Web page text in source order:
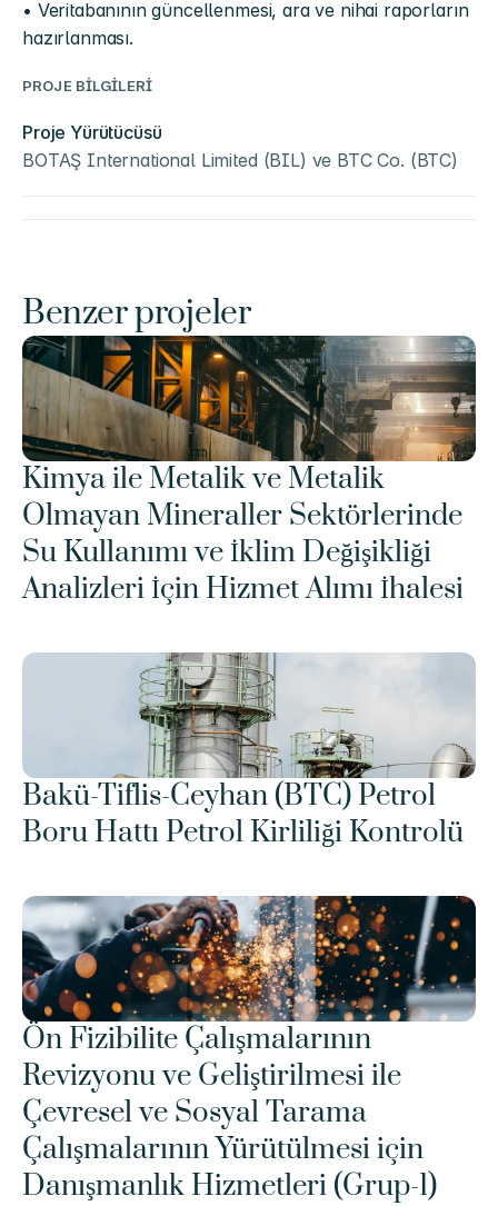
• Veritabanının güncellenmesi, ara ve nihai raporların
hazırlanması.
PROJE BİLGİLERİ
Proje Yürütücüsü
BOTAŞ International Limited (BIL) ve BTC Co. (BTC)
Benzer projeler
Kimya ile Metalik ve Metalik
Olmayan Mineraller Sektörlerinde
Su Kullanımı ve İklim Değişikliği
Analizleri İçin Hizmet Alımı İhalesi
Bakü-Tiflis-Ceyhan (BTC) Petrol
Boru Hattı Petrol Kirliliği Kontrolü
Ön Fizibilite Çalışmalarının
Revizyonu ve Geliştirilmesi ile
Çevresel ve Sosyal Tarama
Çalışmalarının Yürütülmesi için
Danışmanlık Hizmetleri (Grup-1)